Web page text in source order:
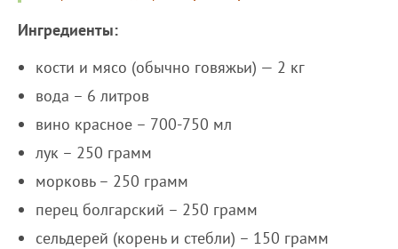
Ингредиенты:
кости и мясо (обычно говяжьи) — 2 кг
вода – 6 литров
вино красное – 700-750 мл
лук – 250 грамм
морковь – 250 грамм
перец болгарский – 250 грамм
сельдерей (корень и стебли) – 150 грамм